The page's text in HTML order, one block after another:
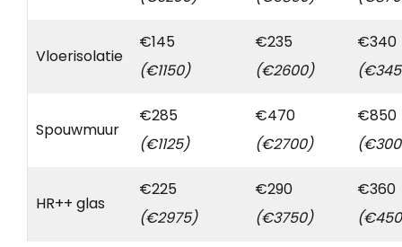
Vloerisolatie
€145
(€1150)
€235
(€2600)
€340
Spouwmuur
€285
(€1125)
€470
(€2700)
€850
HR++ glas
€225
(€2975)
€290
(€3750)
€360